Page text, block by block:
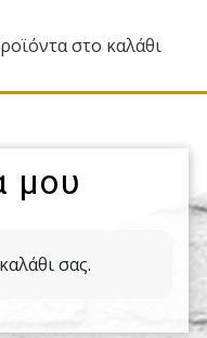
στο καλάθι
μου
σας.